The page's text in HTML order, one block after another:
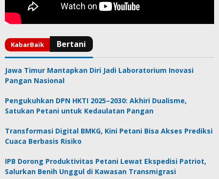
Jawa Timur Mantapkan Diri Jadi Laboratorium Inovasi
Pangan Nasional
Pengukuhkan DPN HKTI 2025–2030: Akhiri Dualisme,
Satukan Petani untuk Kedaulatan Pangan
Transformasi Digital BMKG, Kini Petani Bisa Akses Prediksi
Cuaca Berbasis Risiko
IPB Dorong Produktivitas Petani Lewat Ekspedisi Patriot,
Salurkan Benih Unggul di Kawasan Transmigrasi